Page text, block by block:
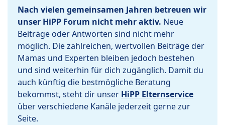
Nach vielen gemeinsamen Jahren betreuen wir
unser HiPP Forum nicht mehr aktiv. Neue
Beiträge oder Antworten sind nicht mehr
möglich. Die zahlreichen, wertvollen Beiträge der
Mamas und Experten bleiben jedoch bestehen
und sind weiterhin für dich zugänglich. Damit du
auch künftig die bestmögliche Beratung
bekommst, steht dir unser HiPP Elternservice
über verschiedene Kanäle jederzeit gerne zur
Seite.